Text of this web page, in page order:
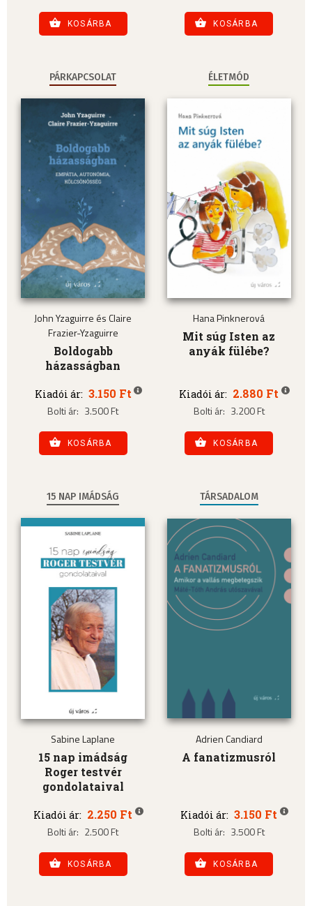
KOSÁRBA KOSÁRBA
PÁRKAPCSOLAT
John Yzaguirre és Claire
Frazier-Yzaguirre
Boldogabb
házasságban
Kiadói ár: 3.150 Ft
Bolti ár: 3.500 Ft
KOSÁRBA
ÉLETMÓD
Hana Pinknerová
Mit súg Isten az
anyák fülébe?
Kiadói ár: 2.880 Ft
Bolti ár: 3.200 Ft
KOSÁRBA
15 NAP IMÁDSÁG
Sabine Laplane
15 nap imádság
Roger testvér
gondolataival
Kiadói ár: 2.250 Ft
Bolti ár: 2.500 Ft
KOSÁRBA
TÁRSADALOM
Adrien Candiard
A fanatizmusról
Kiadói ár: 3.150 Ft
Bolti ár: 3.500 Ft
KOSÁRBA